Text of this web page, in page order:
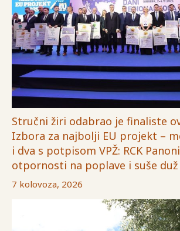
Stručni žiri odabrao je finaliste
Izbora za najbolji EU projekt –
i dva s potpisom VPŽ: RCK
otpornosti na poplave i suše
7 kolovoza, 2026